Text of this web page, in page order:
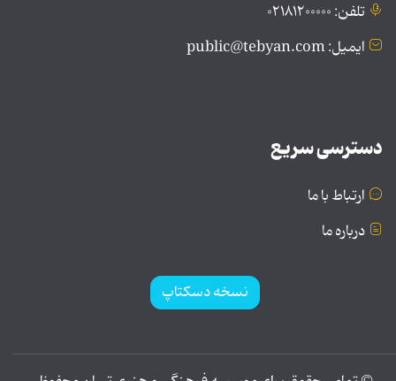
تلفن: ۰۲۱۸۱۲۰۰۰۰۰
ایمیل: public@tebyan.com
دسترسی سریع
ارتباط با ما
درباره ما
نسخه دسکتاپ